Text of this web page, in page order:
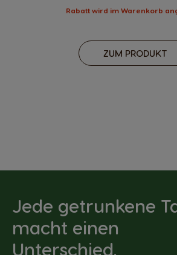
Rabatt wird im Warenkorb
ZUM PRODUKT
Jede getrunkene
macht einen
Unterschied.